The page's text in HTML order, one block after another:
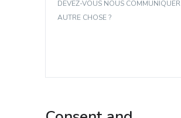
DEVEZ-VOUS NOUS COMMUNIQUER
AUTRE CHOSE ?